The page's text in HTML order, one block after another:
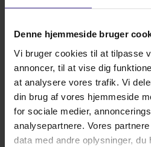
Denne hjemmeside bruger
Vi bruger cookies til at tilpasse
annoncer, til at vise dig
at analysere vores trafik. Vi
din brug af vores hjemmeside
for sociale medier,
analysepartnere. Vores
data med andre oplysninger, du
Kombi piller 25 kg
Varenummer: 750023
Alt. varenummer: 1259-313
Pris: DKK 185,00
v/ 20 stk. DKK 179,00